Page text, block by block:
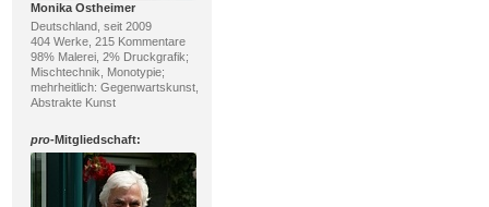
Monika Ostheimer
Deutschland, seit 2009
404 Werke, 215 Kommentare
98% Malerei, 2% Druckgrafik;
Mischtechnik, Monotypie;
mehrheitlich: Gegenwartskunst,
Abstrakte Kunst
pro-Mitgliedschaft: